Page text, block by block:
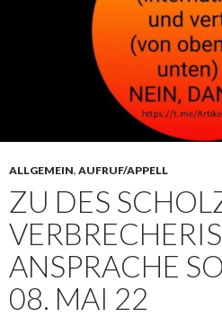
ALLGEMEIN, AUFRUF/APPELL
ZU DES
ANSPRACHE
08. MAI 22